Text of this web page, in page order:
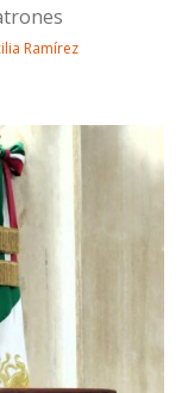
Ramírez